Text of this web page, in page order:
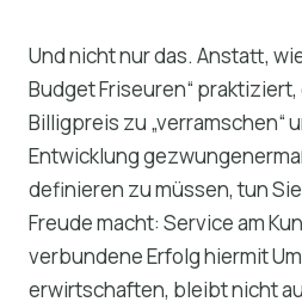
Und nicht nur das. Anstatt,
Budget Friseuren“
Billigpreis zu „verramschen“
Entwicklung
definieren zu müssen, tun
Freude macht: Service am
verbundene Erfolg hiermit
erwirtschaften, bleibt nicht